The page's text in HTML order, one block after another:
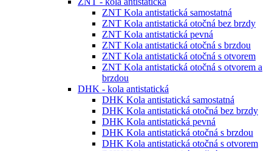
ZNT Kola antistatická samostatná
ZNT Kola antistatická otočná bez brzdy
ZNT Kola antistatická pevná
ZNT Kola antistatická otočná s brzdou
ZNT Kola antistatická otočná s otvorem
ZNT Kola antistatická otočná s otvorem a
brzdou
DHK - kola antistatická
DHK Kola antistatická samostatná
DHK Kola antistatická otočná bez brzdy
DHK Kola antistatická pevná
DHK Kola antistatická otočná s brzdou
DHK Kola antistatická otočná s otvorem